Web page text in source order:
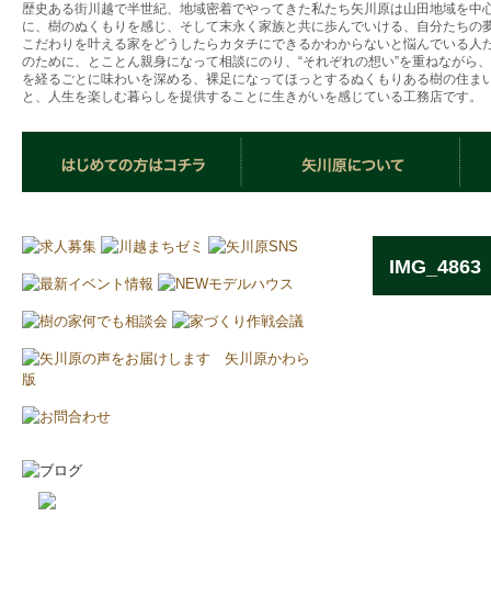
歴史ある街川越で半世紀、地域密着でやってきた私たち矢川原は山田地域を中
に、樹のぬくもりを感じ、そして末永く家族と共に歩んでいける、自分たちの
こだわりを叶える家をどうしたらカタチにできるかわからないと悩んでいる人
のために、とことん親身になって相談にのり、“それぞれの想い”を重ねながら
を経るごとに味わいを深める、裸足になってほっとするぬくもりある樹の住ま
と、人生を楽しむ暮らしを提供することに生きがいを感じている工務店です。
IMG_4863